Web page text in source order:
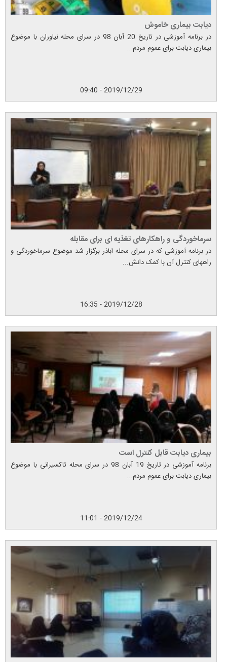
دیابت بیماری خاموش
در برنامه آموزشی در تاریخ 20 آبان 98 در سرای محله نیاوران با موضوع
بیماری دیابت برای عموم مردم...
2019/12/29 - 09:40
سرماخوردگی و راهکارهای تغذیه ای برای مقابله
در برنامه آموزشی که در سرای محله اباذر برگزار شد موضوع سرماخوردگی و
راههای کنترل آن با کمک دانش...
2019/12/28 - 16:35
بیماری دیابت قابل کنترل است
برنامه آموزشی در تاریخ 19 آبان 98 در سرای محله تاکسیرانی با موضوع
بیماری دیابت برای عموم مردم...
2019/12/24 - 11:01